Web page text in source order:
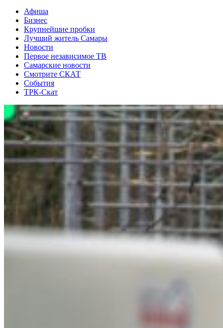
Афиша
Бизнес
Крупнейшие пробки
Лучший житель Самары
Новости
Первое независимое ТВ
Самарские новости
Смотрите СКАТ
События
ТРК-Скат